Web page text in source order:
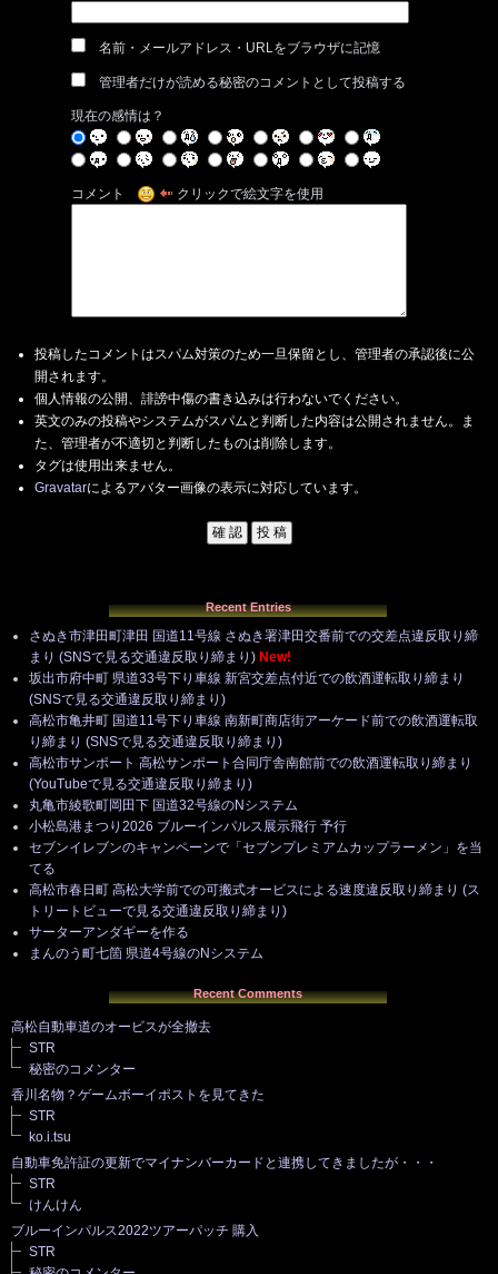
名前・メールアドレス・URLをブラウザに記憶
管理者だけが読める秘密のコメントとして投稿する
現在の感情は？
コメント クリックで絵文字を使用
投稿したコメントはスパム対策のため一旦保留とし、管理者の承認後に公
開されます。
個人情報の公開、誹謗中傷の書き込みは行わないでください。
英文のみの投稿やシステムがスパムと判断した内容は公開されません。ま
た、管理者が不適切と判断したものは削除します。
タグは使用出来ません。
Gravatarによるアバター画像の表示に対応しています。
Recent Entries
さぬき市津田町津田 国道11号線 さぬき署津田交番前での交差点違反取り締
まり (SNSで見る交通違反取り締まり) New!
坂出市府中町 県道33号下り車線 新宮交差点付近での飲酒運転取り締まり
(SNSで見る交通違反取り締まり)
高松市亀井町 国道11号下り車線 南新町商店街アーケード前での飲酒運転取
り締まり (SNSで見る交通違反取り締まり)
高松市サンポート 高松サンポート合同庁舎南館前での飲酒運転取り締まり
(YouTubeで見る交通違反取り締まり)
丸亀市綾歌町岡田下 国道32号線のNシステム
小松島港まつり2026 ブルーインパルス展示飛行 予行
セブンイレブンのキャンペーンで「セブンプレミアムカップラーメン」を当
てる
高松市春日町 高松大学前での可搬式オービスによる速度違反取り締まり (ス
トリートビューで見る交通違反取り締まり)
サーターアンダギーを作る
まんのう町七箇 県道4号線のNシステム
Recent Comments
高松自動車道のオービスが全撤去
STR
秘密のコメンター
香川名物？ゲームボーイポストを見てきた
STR
ko.i.tsu
自動車免許証の更新でマイナンバーカードと連携してきましたが・・・
STR
けんけん
ブルーインパルス2022ツアーパッチ 購入
STR